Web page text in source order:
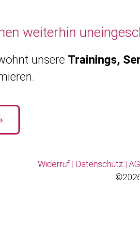
weiterhin
unsere Trainings,
Widerruf | Datenschutz |